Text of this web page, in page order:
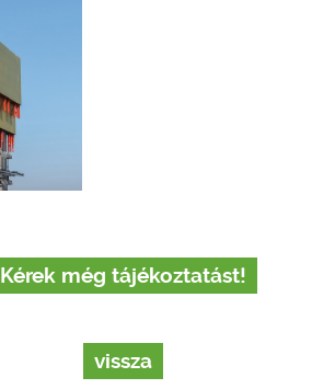
Kérek még tájékoztatást!
vissza